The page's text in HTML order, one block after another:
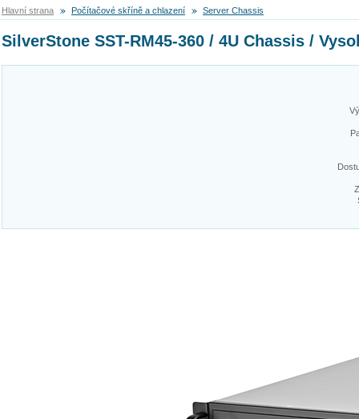
Hlavní strana Počítačové skříně a chlazení Server Chassis
SilverStone SST-RM45-360 / 4U Chassis /